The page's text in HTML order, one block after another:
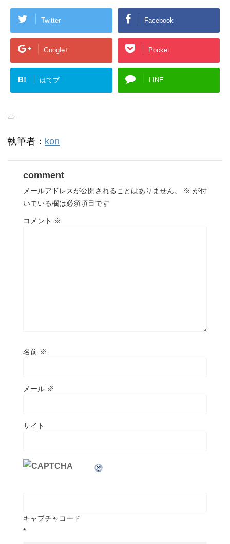
Twitter Facebook
Google+ Pocket
B! はてブ LINE
-
執筆者： kon
comment
メールアドレスが公開されることはありません。 ※ が付
いている欄は必須項目です
コメント ※
名前 ※
メール ※
サイト
キャプチャコード
*